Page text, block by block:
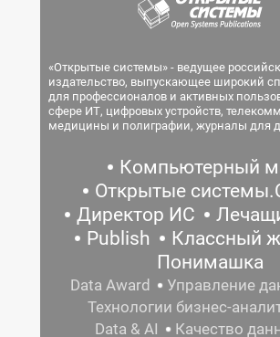
«Открытые системы» - ведущее
издательство, выпускающее широкий
для профессионалов и активных
сфере ИТ, цифровых устройств,
медицины и полиграфии, журналы для
Компьютерный
Открытые
Директор ИС
Publish
Классный
Понимашка
Data Award
Управление
Технологии бизнес-
Data & AI
Качество